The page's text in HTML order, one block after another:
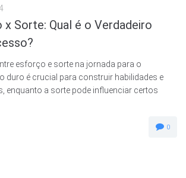
x Sorte: Qual é o Verdadeiro
esforço e sorte na jornada para o
duro é crucial para construir habilidades e
enquanto a sorte pode influenciar certos
0